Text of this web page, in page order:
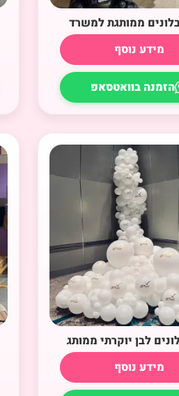
ממותגת למשרד
מידע נוסף
הזמנה בוואטסאפ
לבן יוקרתי ממותג
מידע נוסף